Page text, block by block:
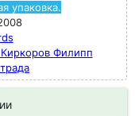
упаковка.
Филипп